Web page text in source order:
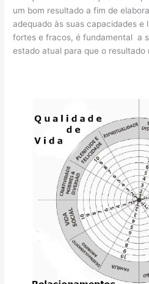
um bom resultado a fim de
adequado às suas capacidades
fortes e fracos, é fundamental a
estado atual para que o resultado